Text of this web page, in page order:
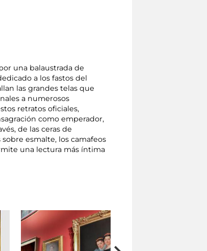
una balaustrada de
a los fastos del
las grandes telas que
a numerosos
retratos oficiales,
como emperador,
de las ceras de
esmalte, los camafeos
una lectura más íntima